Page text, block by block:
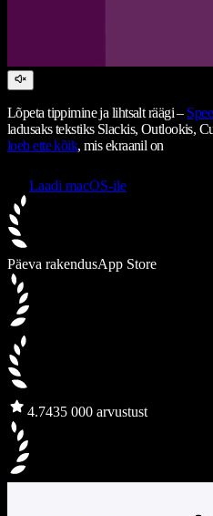
Lõpeta tippimine ja lihtsalt räägi –
ladusaks tekstiks Slackis, Outlookis,
loeb ette kõik, mis ekraanil on
Laadi macOS-ile
Päeva rakendusApp Store
4.7435 000 arvustust